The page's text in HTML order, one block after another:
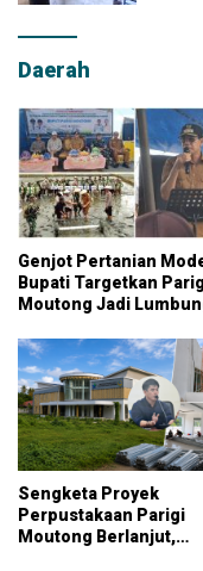
Daerah
Genjot Pertanian
Bupati Targetkan
Moutong Jadi
Sengketa Proyek
Perpustakaan Parigi
Moutong Berlanjut,